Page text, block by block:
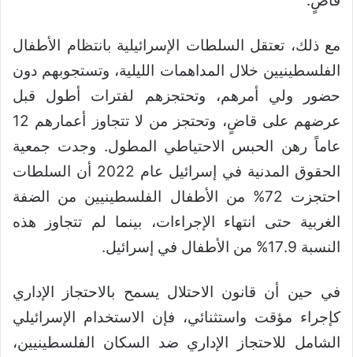
مع ذلك، تعتقل السلطات الإسرائيلية بانتظام الأطفال
الفلسطينيين خلال المداهمات الليلية، وتستجوبهم دون
حضور ولي أمرهم، وتحتجزهم لفترات أطول قبل
عرضهم على قاضٍ، وتحتجز من لا تتجاوز أعمارهم 12
عاماً رهن الحبس الاحتياطي المطول. وجدت جمعية
الحقوق المدنية في إسرائيل عام 2022 أن السلطات
احتجزت 72% من الأطفال الفلسطينيين من الضفة
الغربية حتى انتهاء الإجراءات، بينما لم تتجاوز هذه
النسبة 17.9% من الأطفال في إسرائيل.
في حين أن قانون الاحتلال يسمح بالاحتجاز الإداري
كإجراء مؤقت واستثنائي، فإن الاستخدام الإسرائيلي
الشامل للاحتجاز الإداري ضد السكان الفلسطينيين،